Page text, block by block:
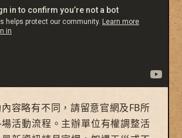
容略有不同，請留意官網及FB所
活動流程。主辦單位有權調整活